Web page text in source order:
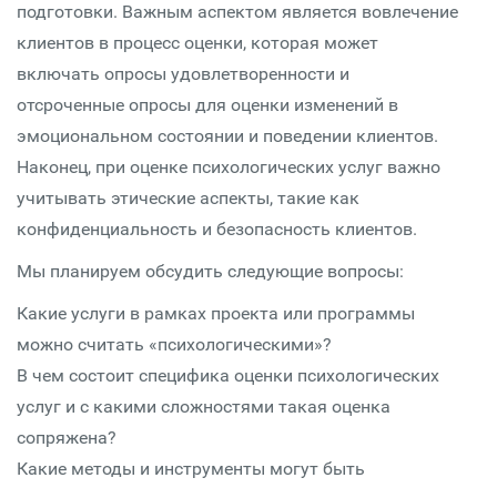
подготовки. Важным аспектом является вовлечение
клиентов в процесс оценки, которая может
включать опросы удовлетворенности и
отсроченные опросы для оценки изменений в
эмоциональном состоянии и поведении клиентов.
Наконец, при оценке психологических услуг важно
учитывать этические аспекты, такие как
конфиденциальность и безопасность клиентов.
Мы планируем обсудить следующие вопросы:
Какие услуги в рамках проекта или программы
можно считать «психологическими»?
В чем состоит специфика оценки психологических
услуг и с какими сложностями такая оценка
сопряжена?
Какие методы и инструменты могут быть